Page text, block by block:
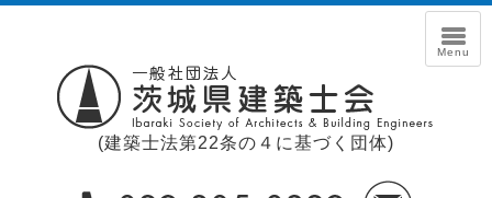
(建築士法第22条の４に基づく団体)